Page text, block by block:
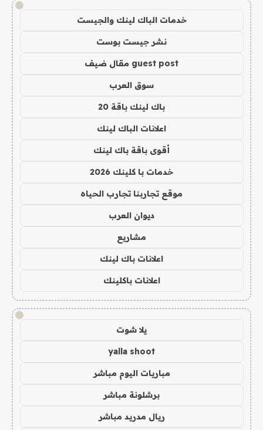
!
خدمات الباك لينك والجيست
نشر جيست بوست
guest post مقال ضيف
سوق العرب
باك لينك باقة 20
اعلانات الباك لينك
أقوى باقة باك لينك
خدمات با كلينك 2026
موقع تجاربنا تجارب الحياه
ديوان العرب
مشاريع
اعلانات باك لينك
اعلانات باكلينك
!
يلا شوت
yalla shoot
مباريات اليوم مباشر
برشلونة مباشر
ريال مدريد مباشر